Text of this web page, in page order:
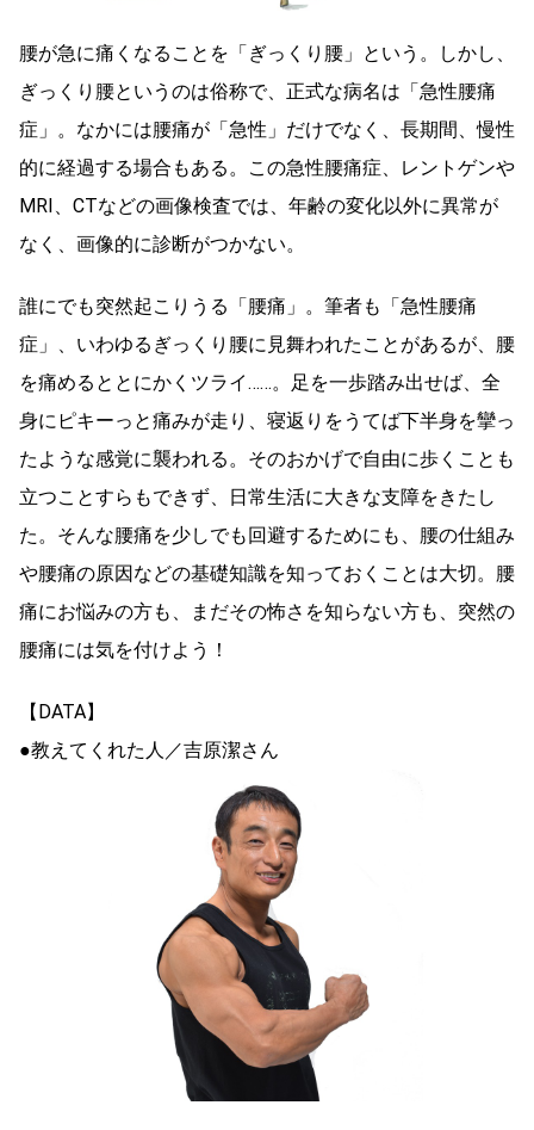
腰が急に痛くなることを「ぎっくり腰」という。しかし、
ぎっくり腰というのは俗称で、正式な病名は「急性腰痛
症」。なかには腰痛が「急性」だけでなく、長期間、慢性
的に経過する場合もある。この急性腰痛症、レントゲンや
MRI、CTなどの画像検査では、年齢の変化以外に異常が
なく、画像的に診断がつかない。
誰にでも突然起こりうる「腰痛」。筆者も「急性腰痛
症」、いわゆるぎっくり腰に見舞われたことがあるが、腰
を痛めるととにかくツライ……。足を一歩踏み出せば、全
身にピキーっと痛みが走り、寝返りをうてば下半身を攣っ
たような感覚に襲われる。そのおかげで自由に歩くことも
立つことすらもできず、日常生活に大きな支障をきたし
た。そんな腰痛を少しでも回避するためにも、腰の仕組み
や腰痛の原因などの基礎知識を知っておくことは大切。腰
痛にお悩みの方も、まだその怖さを知らない方も、突然の
腰痛には気を付けよう！
【DATA】
●教えてくれた人／吉原潔さん